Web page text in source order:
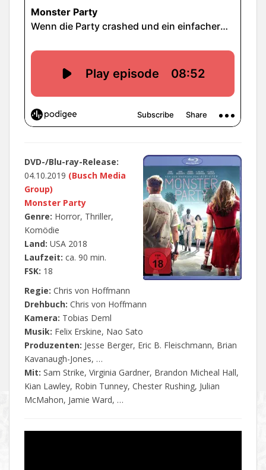
DVD-/Blu-ray-Release:
04.10.2019 (Busch Media
Group)
Monster Party
Genre: Horror, Thriller,
Komödie
Land: USA 2018
Laufzeit: ca. 90 min.
FSK: 18
Regie: Chris von Hoffmann
Drehbuch: Chris von Hoffmann
Kamera: Tobias Deml
Musik: Felix Erskine, Nao Sato
Produzenten: Jesse Berger, Eric B. Fleischmann, Brian
Kavanaugh-Jones, …
Mit: Sam Strike, Virginia Gardner, Brandon Micheal Hall,
Kian Lawley, Robin Tunney, Chester Rushing, Julian
McMahon, Jamie Ward, …